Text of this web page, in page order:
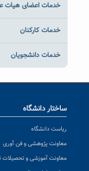
خدمات اعضای هیات
خدمات کارکنان
خدمات دانشجویان
ساختار دانشگاه
ریاست دانشگاه
معاونت پژوهشی و فن آوری
معاونت آموزشی و تحصیلات